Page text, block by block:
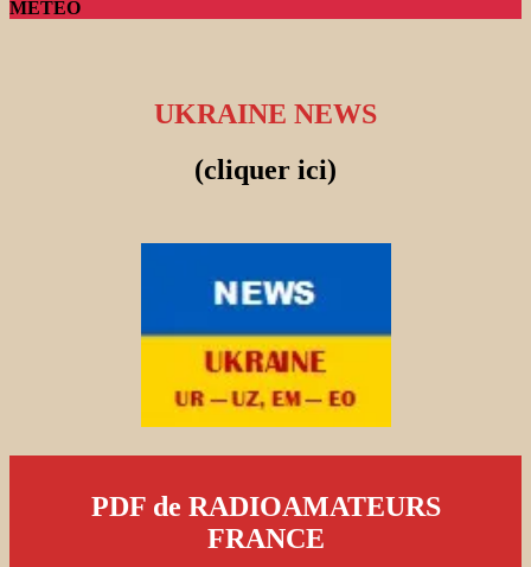
METEO
UKRAINE NEWS
(cliquer ici)
PDF de RADIOAMATEURS
FRANCE